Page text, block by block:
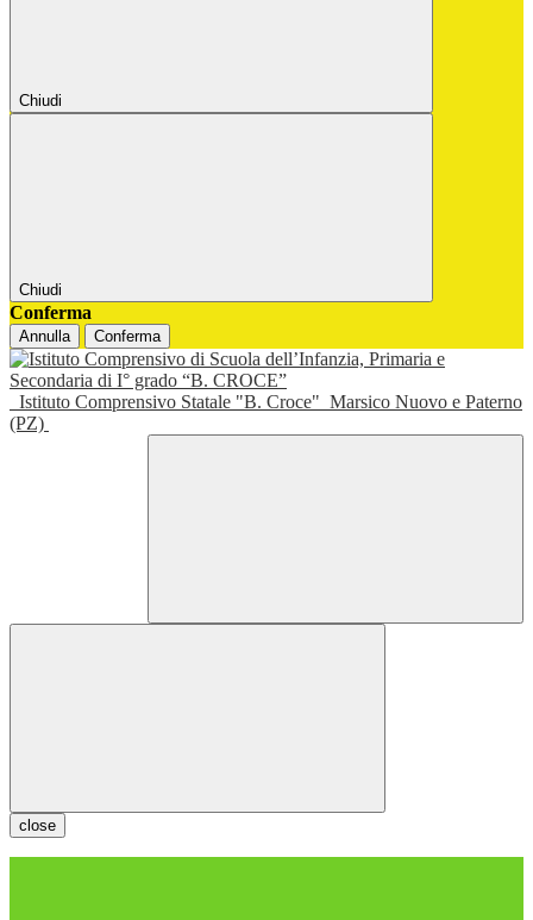
Chiudi
Chiudi
Conferma
Annulla Conferma
Istituto Comprensivo Statale "B. Croce" Marsico Nuovo e Paterno
(PZ)
close